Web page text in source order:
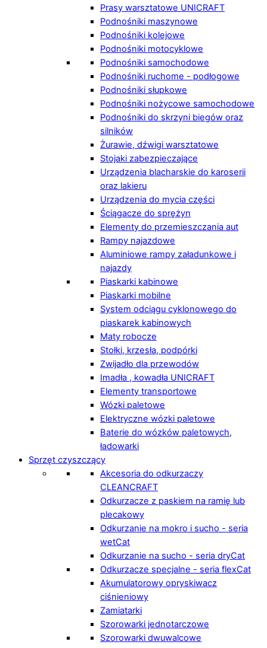
Prasy warsztatowe UNICRAFT
Podnośniki maszynowe
Podnośniki kolejowe
Podnośniki motocyklowe
Podnośniki samochodowe
Podnośniki ruchome - podłogowe
Podnośniki słupkowe
Podnośniki nożycowe samochodowe
Podnośniki do skrzyni biegów oraz
silników
Żurawie, dźwigi warsztatowe
Stojaki zabezpieczające
Urządzenia blacharskie do karoserii
oraz lakieru
Urządzenia do mycia części
Ściągacze do sprężyn
Elementy do przemieszczania aut
Rampy najazdowe
Aluminiowe rampy załadunkowe i
najazdy
Piaskarki kabinowe
Piaskarki mobilne
System odciągu cyklonowego do
piaskarek kabinowych
Maty robocze
Stołki, krzesła, podpórki
Zwijadło dla przewodów
Imadła , kowadła UNICRAFT
Elementy transportowe
Wózki paletowe
Elektryczne wózki paletowe
Baterie do wózków paletowych,
ładowarki
Sprzęt czyszczący
Akcesoria do odkurzaczy
CLEANCRAFT
Odkurzacze z paskiem na ramię lub
plecakowy
Odkurzanie na mokro i sucho - seria
wetCat
Odkurzanie na sucho - seria dryCat
Odkurzacze specjalne - seria flexCat
Akumulatorowy opryskiwacz
ciśnieniowy
Zamiatarki
Szorowarki jednotarczowe
Szorowarki dwuwalcowe